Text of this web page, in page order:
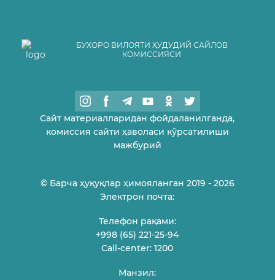
БУХОРО ВИЛОЯТИ ҲУДУДИЙ САЙЛОВ
КОМИССИЯСИ
Сайт материалларидан фойдаланилганда,
комиссия сайти ҳаволаси кўрсатилиши
мажбурий
© Барча ҳуқуқлар ҳимояланган 2019 - 2026
Электрон почта:
Телефон рақами:
+998 (65) 221-25-94
Call-center: 1200
Манзил: